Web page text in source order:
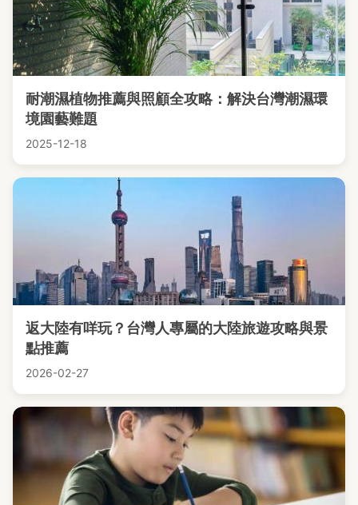
耐潮濕植物推薦與照顧全攻略：解決台灣潮濕環
境園藝難題
2025-12-18
返大陸有咩玩？台灣人專屬的大陸旅遊攻略與景
點推薦
2026-02-27